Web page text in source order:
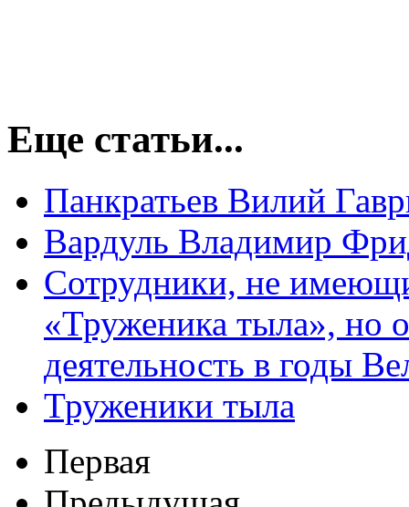
Еще статьи...
Панкратьев Вилий
Вардуль Владимир
Сотрудники, не
«Труженика тыла», но
деятельность в годы
Труженики тыла
Первая